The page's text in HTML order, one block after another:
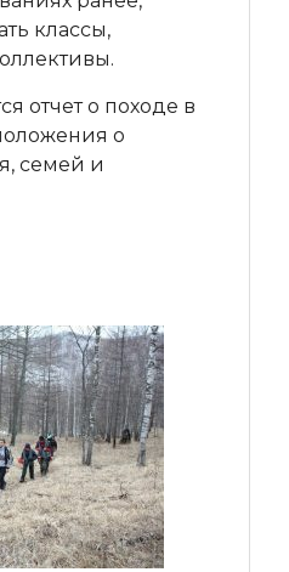
классы,
отчет о походе в
о
семей и